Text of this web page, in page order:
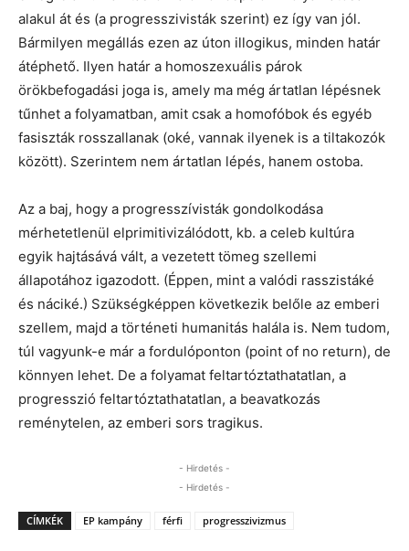
alakul át és (a progresszivisták szerint) ez így van jól.
Bármilyen megállás ezen az úton illogikus, minden határ
átéphető. Ilyen határ a homoszexuális párok
örökbefogadási joga is, amely ma még ártatlan lépésnek
tűnhet a folyamatban, amit csak a homofóbok és egyéb
fasiszták rosszallanak (oké, vannak ilyenek is a tiltakozók
között). Szerintem nem ártatlan lépés, hanem ostoba.
Az a baj, hogy a progresszívisták gondolkodása
mérhetetlenül elprimitivizálódott, kb. a celeb kultúra
egyik hajtásává vált, a vezetett tömeg szellemi
állapotához igazodott. (Éppen, mint a valódi rasszistáké
és náciké.) Szükségképpen következik belőle az emberi
szellem, majd a történeti humanitás halála is. Nem tudom,
túl vagyunk-e már a fordulóponton (point of no return), de
könnyen lehet. De a folyamat feltartóztathatatlan, a
progresszió feltartóztathatatlan, a beavatkozás
reménytelen, az emberi sors tragikus.
- Hirdetés -
- Hirdetés -
CÍMKÉK EP kampány férfi progresszivizmus